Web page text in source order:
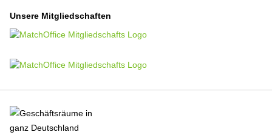
Unsere Mitgliedschaften